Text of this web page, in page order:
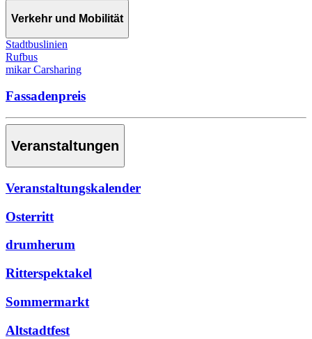
Verkehr und Mobilität
Stadtbuslinien
Rufbus
mikar Carsharing
Fassadenpreis
Veranstaltungen
Veranstaltungskalender
Osterritt
drumherum
Ritterspektakel
Sommermarkt
Altstadtfest